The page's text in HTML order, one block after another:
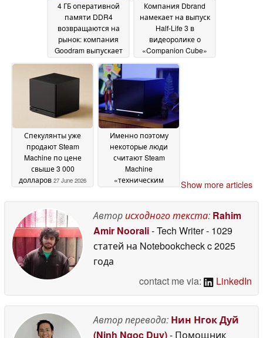
4 ГБ оперативной
памяти DDR4
возвращаются на
рынок: компания
Goodram выпускает
новые модели на
стремительного
роста цен на DDR5
June 2026
Компания Dbrand
намекает на выпуск
Half-Life 3 в
видеоролике о
«Companion Cube»
для игры «Portal» на
платформе Steam
Machine
Спекулянты уже
продают Steam
Machine по цене
свыше 3 000
долларов 27 June 2026
Именно поэтому
некоторые люди
считают Steam
Machine
«техническим
Show more articles
Авторисходного текста: Rahim
Amir Noorali- Tech Writer- 1029
статей на Notebookcheckc 2025
года
contact me via:
LinkedIn
Автор перевода: Нин Нгок Дуй
(Ninh Ngoc Duy)- Помощник